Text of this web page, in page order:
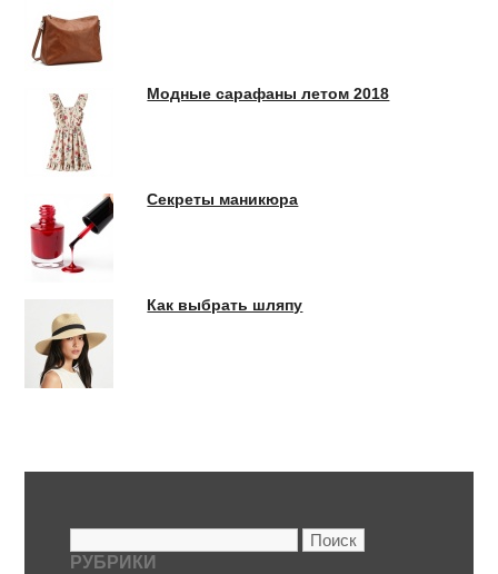
Модные сарафаны летом 2018
Секреты маникюра
Как выбрать шляпу
РУБРИКИ